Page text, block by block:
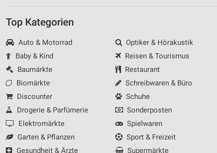
Top Kategorien
Auto & Motorrad
Baby & Kind
Baumärkte
Biomärkte
Discounter
Drogerie & Parfümerie
Elektromärkte
Garten & Pflanzen
Gesundheit & Ärzte
Optiker & Hörakustik
Reisen & Tourismus
Restaurant
Schreibwaren & Büro
Schuhe
Sonderposten
Spielwaren
Sport & Freizeit
Supermärkte